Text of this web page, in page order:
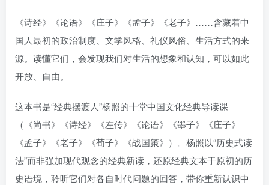
《诗经》《论语》《庄子》《孟子》《老子》……含藏着中
国人最初的政治制度、文学风格、礼仪风俗、生活方式的来
源。读懂它们，会发现我们对生活的想象和认知，可以如此
开放、自由。
这本书是“经典摆渡人”杨照的十堂中国文化经典导读课
（《尚书》《诗经》《左传》《论语》《墨子》《庄子》
《孟子》《老子》《荀子》《战国策》）。杨照以“历史式读
法”而非强加现代观念的经典新读，还原经典文本于原初的历
史语境，聆听它们对各自时代问题的回答，带你重新认识中